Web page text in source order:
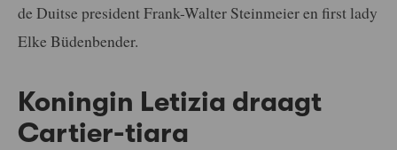
de Duitse president Frank-Walter Steinmeier en first lady
Elke Büdenbender.
Koningin Letizia draagt
Cartier-tiara